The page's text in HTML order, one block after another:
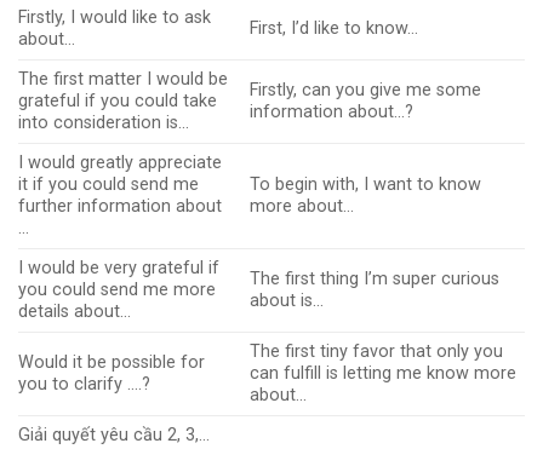
Firstly, I would like to ask
about…
First, I’d like to know…
The first matter I would be
grateful if you could take
into consideration is…
Firstly, can you give me some
information about…?
I would greatly appreciate
it if you could send me
further information about
…
To begin with, I want to know
more about…
I would be very grateful if
you could send me more
details about…
The first thing I’m super curious
about is…
Would it be possible for
you to clarify ….?
The first tiny favor that only you
can fulfill is letting me know more
about…
Giải quyết yêu cầu 2, 3,…